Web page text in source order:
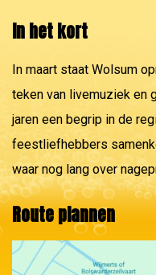
In het kort
In maart staat Wolsum
teken van livemuziek en
jaren een begrip in de
feestliefhebbers
waar nog lang over
Route plannen